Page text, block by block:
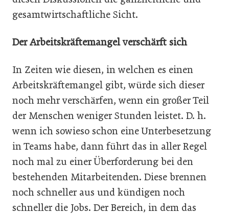
gesamtwirtschaftliche Sicht.
Der Arbeitskräftemangel verschärft sich
In Zeiten wie diesen, in welchen es einen
Arbeitskräftemangel gibt, würde sich dieser
noch mehr verschärfen, wenn ein großer Teil
der Menschen weniger Stunden leistet. D. h.
wenn ich sowieso schon eine Unterbesetzung
in Teams habe, dann führt das in aller Regel
noch mal zu einer Überforderung bei den
bestehenden Mitarbeitenden. Diese brennen
noch schneller aus und kündigen noch
schneller die Jobs. Der Bereich, in dem das